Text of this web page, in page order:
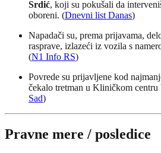
Srdić, koji su pokušali da
oboreni. (Dnevni list Danas)
Napadači su, prema prijavama,
rasprave, izlazeći iz vozila s
(N1 Info RS)
Povrede su prijavljene kod
čekalo tretman u Kliničkom
Sad)
Pravne mere / posledice